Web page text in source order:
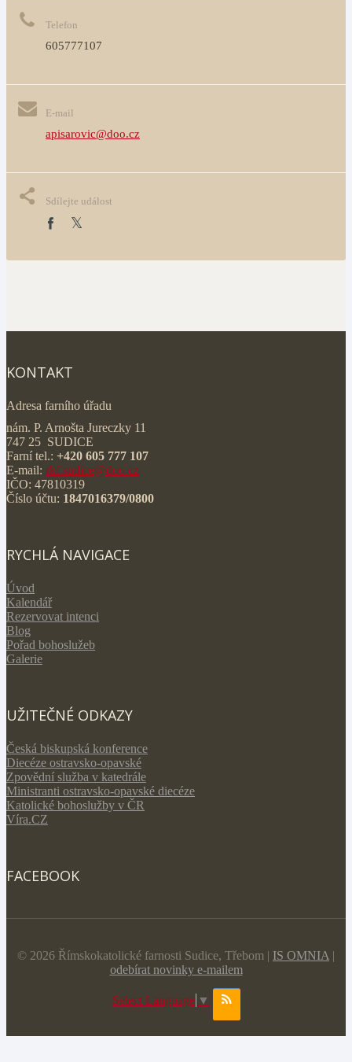
Telefon
605777107
E-mail
apisarovic@doo.cz
Sdílejte událost
KONTAKT
Adresa farního úřadu
nám. P. Arnošta Jureczky 11
747 25 SUDICE
Farní tel.: +420 605 777 107
E-mail: rkf.sudice@doo.cz
IČO: 47810319
Číslo účtu: 1847016379/0800
RYCHLÁ NAVIGACE
Úvod
Kalendář
Rezervovat intenci
Blog
Pořad bohoslužeb
Galerie
UŽITEČNÉ ODKAZY
Česká biskupská konference
Diecéze ostravsko-opavské
Zpovědní služba v katedrále
Ministranti ostravsko-opavské diecéze
Katolické bohoslužby v ČR
Víra.CZ
FACEBOOK
© 2026 Římskokatolické farnosti Sudice, Třebom | IS OMNIA |
odebírat novinky e-mailem
Select Language ▼